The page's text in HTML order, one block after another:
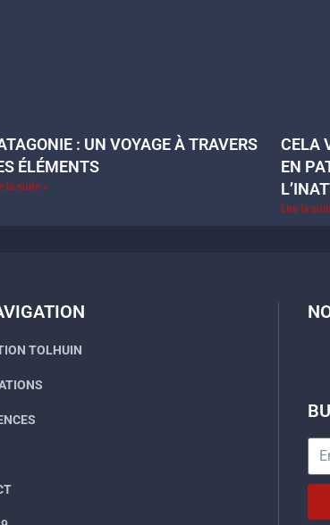
: UN VOYAGE À TRAVERS
ÉLÉMENTS
la suite »
CELA
EN
Lire la
TOLHUIN